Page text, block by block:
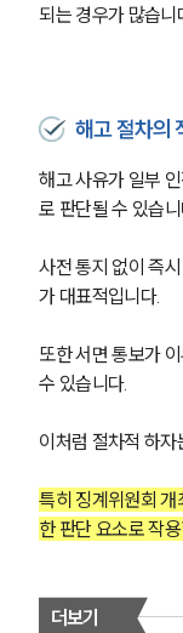
되는 경우가 많습니
해고 절차의
해고 사유가 일부
로 판단될 수 있습니
사전 통지 없이 즉
가 대표적입니다.
또한 서면 통보가
수 있습니다.
이처럼 절차적 하자
특히 징계위원회 개
한 판단 요소로 작용
더보기